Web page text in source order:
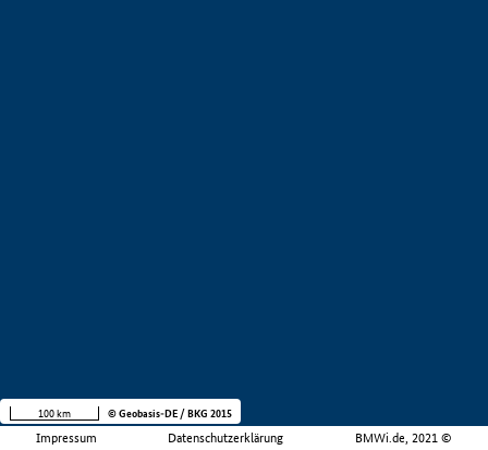
Impressum Datenschutzerklärung BMWi.de, 2021 ©
100 km © Geobasis-DE / BKG 2015